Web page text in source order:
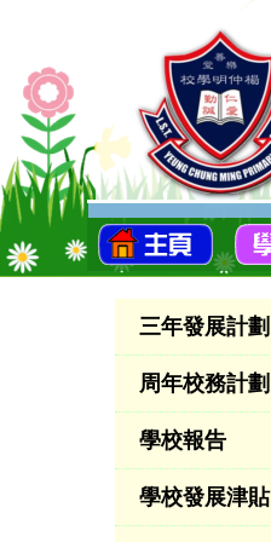
三年發展計劃
周年校務計劃
學校報告
學校發展津貼